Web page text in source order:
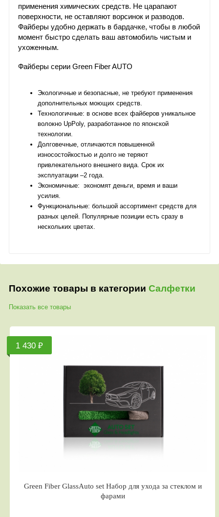
применения химических средств. Не царапают
поверхности, не оставляют ворсинок и разводов.
Файберы удобно держать в бардачке, чтобы в любой
момент быстро сделать ваш автомобиль чистым и
ухоженным.
Файберы серии Green Fiber AUTO
Экологичные и безопасные, не требуют применения
дополнительных моющих средств.
Технологичные: в основе всех файберов уникальное
волокно UpPoly, разработанное по японской
технологии.
Долговечные, отличаются повышенной
износостойкостью и долго не теряют
привлекательного внешнего вида. Срок их
эксплуатации –2 года.
Экономичные: экономят деньги, время и ваши
усилия.
Функциональные: большой ассортимент средств для
разных целей. Популярные позиции есть сразу в
нескольких цветах.
Похожие товары в категории Салфетки
Показать все товары
1 430 ₽
Green Fiber GlassAuto set Набор для ухода за стеклом и
фарами